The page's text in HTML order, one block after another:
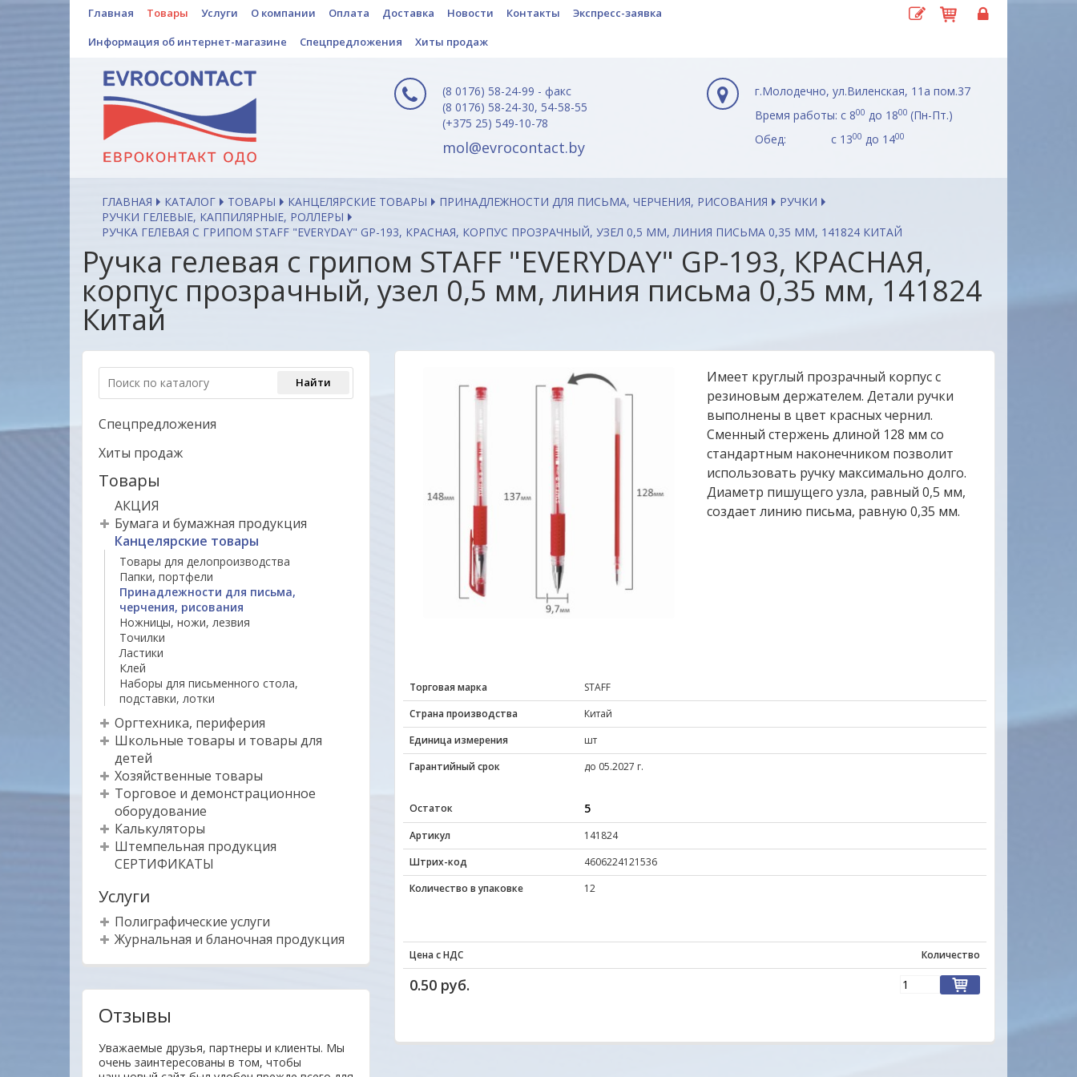
Главная Товары Услуги О компании Оплата Доставка Новости Контакты
Экспресс-заявка
Информация об интернет-магазине
Спецпредложения Хиты продаж
(8 0176) 58-24-99 - факс
(8 0176) 58-24-30, 54-58-55
(+375 25) 549-10-78
mol@evrocontact.by
г.Молодечно, ул.Виленская, 11а пом.37
Время работы: с 800 до 1800 (Пн-Пт.)
Обед: с 1300 до 1400
ГЛАВНАЯ КАТАЛОГ ТОВАРЫ КАНЦЕЛЯРСКИЕ ТОВАРЫ ПРИНАДЛЕЖНОСТИ ДЛЯ ПИСЬМА, ЧЕРЧЕНИЯ, РИСОВАНИЯ
РУЧКИ
РУЧКИ ГЕЛЕВЫЕ, КАППИЛЯРНЫЕ, РОЛЛЕРЫ
РУЧКА ГЕЛЕВАЯ С ГРИПОМ STAFF "EVERYDAY" GP-193, КРАСНАЯ, КОРПУС ПРОЗРАЧНЫЙ, УЗЕЛ 0,5 ММ, ЛИНИЯ ПИСЬМА 0,35 ММ, 141824 КИТАЙ
Ручка гелевая с грипом STAFF "EVERYDAY" GP-193, КРАСНАЯ,
корпус прозрачный, узел 0,5 мм, линия письма 0,35 мм, 141824
Китай
Спецпредложения
Хиты продаж
Товары
АКЦИЯ
Бумага и бумажная продукция
Канцелярские товары
Товары для делопроизводства
Папки, портфели
Принадлежности для письма,
черчения, рисования
Ножницы, ножи, лезвия
Точилки
Ластики
Клей
Наборы для письменного стола,
подставки, лотки
Оргтехника, периферия
Школьные товары и товары для
детей
Хозяйственные товары
Торговое и демонстрационное
оборудование
Калькуляторы
Штемпельная продукция
СЕРТИФИКАТЫ
Услуги
Полиграфические услуги
Журнальная и бланочная продукция
Отзывы
Уважаемые друзья, партнеры и клиенты. Мы
очень заинтересованы в том, чтобы
Имеет круглый прозрачный корпус с
резиновым держателем. Детали ручки
выполнены в цвет красных чернил.
Сменный стержень длиной 128 мм со
стандартным наконечником позволит
использовать ручку максимально долго.
Диаметр пишущего узла, равный 0,5 мм,
создает линию письма, равную 0,35 мм.
Торговая марка
STAFF
Страна производства
Китай
Единица измерения
шт
Гарантийный срок
до 05.2027 г.
Остаток 5
Артикул
141824
Штрих-код
4606224121536
Количество в упаковке
12
Цена с НДС Количество
0.50 руб.